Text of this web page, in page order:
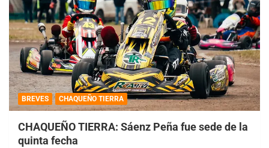
BREVES CHAQUEÑO TIERRA
CHAQUEÑO TIERRA: Sáenz Peña fue sede de la
quinta fecha